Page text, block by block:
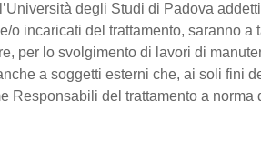
degli Studi di Padova
o incaricati del trattamento, saranno a
per lo svolgimento di lavori di
a soggetti esterni che, ai soli fini
del trattamento a norma